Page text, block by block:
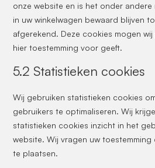
onze website en is het onder
in uw winkelwagen bewaard blijven
afgerekend. Deze cookies mogen
hier toestemming voor geeft.
5.2 Statistieken cookies
Wij gebruiken statistieken cookies
gebruikers te optimaliseren. Wij
statistieken cookies inzicht in het
website. Wij vragen uw
te plaatsen.